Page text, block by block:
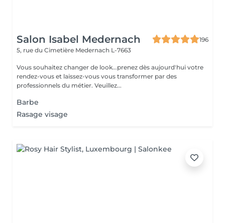
Salon Isabel Medernach
196
5, rue du Cimetière Medernach L-7663
Vous souhaitez changer de look...prenez dès aujourd'hui votre
rendez-vous et laissez-vous vous transformer par des
professionnels du métier. Veuillez...
Barbe
Rasage visage